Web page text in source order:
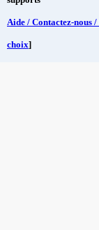
Aide / Contactez-nous
choix]